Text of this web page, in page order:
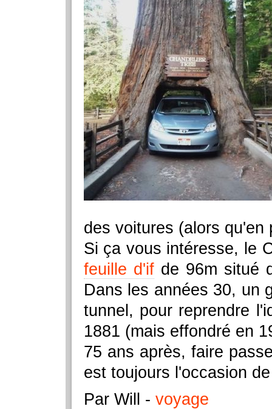
des voitures (alors
Si ça vous intéresse, le
feuille d'ifde 96m situé
Dans les années 30, un
tunnel, pour reprendre
1881 (mais effondré en
75 ans après, faire
est toujours l'occasion
Par Will - voyage